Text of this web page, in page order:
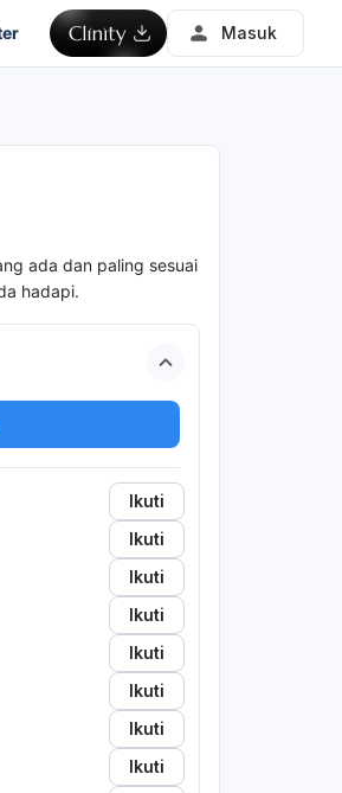
Masuk
ada dan paling sesuai
hadapi.
Ikuti
Ikuti
Ikuti
Ikuti
Ikuti
Ikuti
Ikuti
Ikuti